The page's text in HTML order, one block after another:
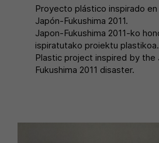
Proyecto plástico inspirado
Japón-Fukushima 2011.
Japon-Fukushima 2011-ko
ispiratutako proiektu plastikoa.
Plastic project inspired by the
Fukushima 2011 disaster.